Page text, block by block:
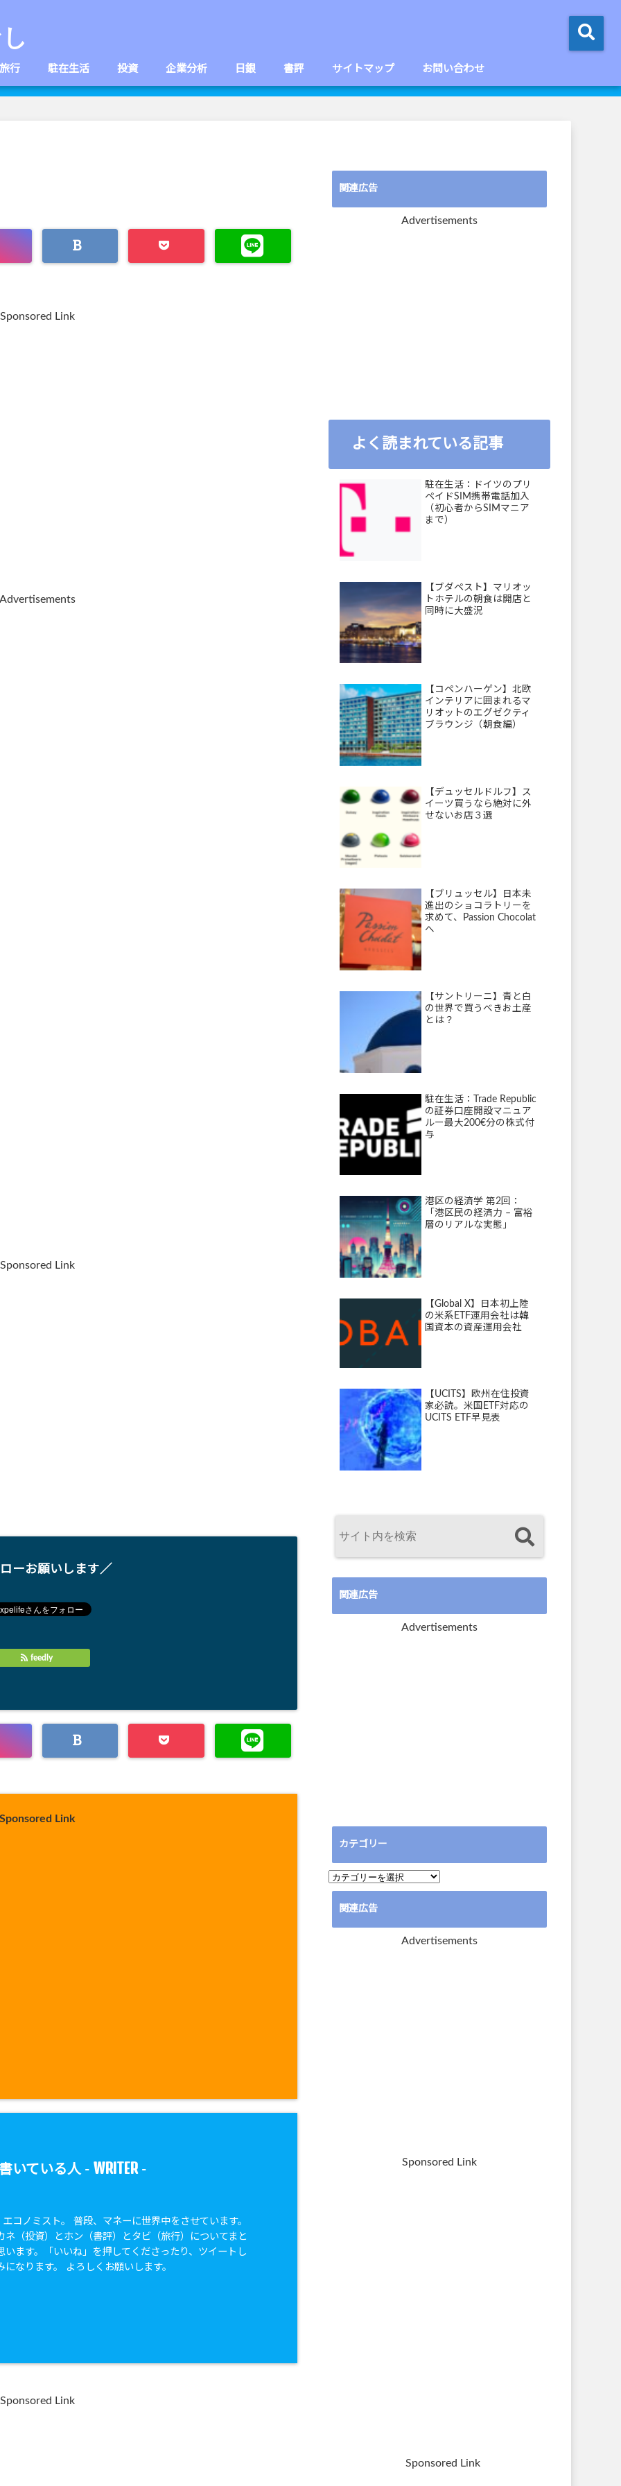
旅行 駐在生活 投資 企業分析 日銀 書評 サイトマップ お問い合わせ
Sponsored Link
Advertisements
Sponsored Link
ーお願いします／
feedly
Sponsored Link
いている人 - WRITER-
コノミスト。 普段、マネーに世界中をさせています。
ネ（投資）とホン（書評）とタビ（旅行）についてまと
います。「いいね」を押してくださったり、ツイートし
になります。 よろしくお願いします。
Sponsored Link
関連広告
Advertisements
よく読まれている記事
駐在生活：ドイツのプリ
ペイドSIM携帯電話加入
（初心者からSIMマニア
まで）
【ブダペスト】マリオッ
トホテルの朝食は開店と
同時に大盛況
【コペンハーゲン】北欧
インテリアに囲まれるマ
リオットのエグゼクティ
ブラウンジ（朝食編）
【デュッセルドルフ】ス
イーツ買うなら絶対に外
せないお店３選
【ブリュッセル】日本未
進出のショコラトリーを
求めて、Passion Chocolat
へ
【サントリーニ】青と白
の世界で買うべきお土産
とは？
駐在生活：Trade Republic
の証券口座開設マニュア
ルー最大200€分の株式付
与
港区の経済学 第2回：
「港区民の経済力 – 富裕
層のリアルな実態」
【Global X】日本初上陸
の米系ETF運用会社は韓
国資本の資産運用会社
【UCITS】欧州在住投資
家必読。米国ETF対応の
UCITS ETF早見表
関連広告
Advertisements
カテゴリー
カ
テ
リ
関連広告
Advertisements
Sponsored Link
Sponsored Link